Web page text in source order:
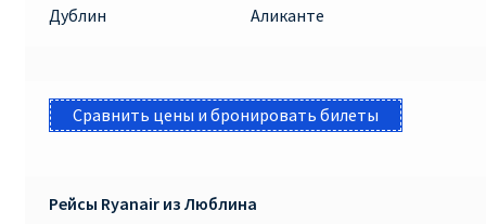
Дублин Аликанте
Сравнить цены и бронировать билеты
Рейсы Ryanair из Люблина